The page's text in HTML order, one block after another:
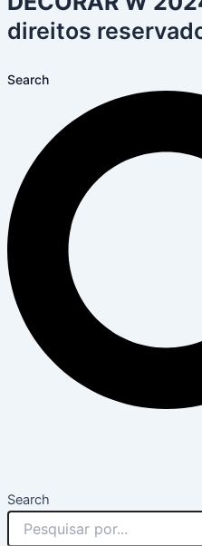
direitos
Search
Search